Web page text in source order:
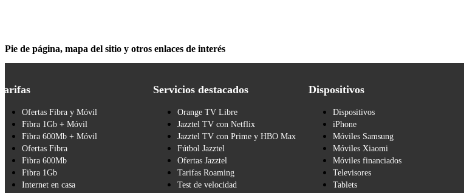
Pie de página, mapa del sitio y otros enlaces de interés
Ofertas Fibra y Móvil
Fibra 1Gb + Móvil
Fibra 600Mb + Móvil
Ofertas Fibra
Fibra 600Mb
Fibra 1Gb
Internet en casa
Servicios destacados
Orange TV Libre
Jazztel TV con Netflix
Jazztel TV con Prime y HBO Max
Fútbol Jazztel
Ofertas Jazztel
Tarifas Roaming
Test de velocidad
Dispositivos
Dispositivos
iPhone
Móviles Samsung
Móviles Xiaomi
Móviles financiados
Televisores
Tablets